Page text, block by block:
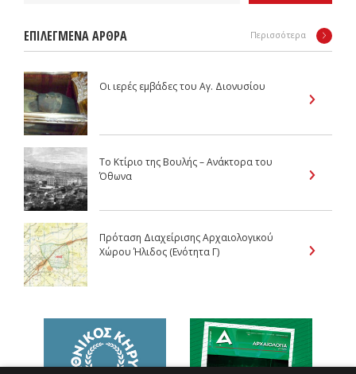
ΕΠΙΛΕΓΜΕΝΑ ΑΡΘΡΑ Περισσότερα
Οι ιερές εμβάδες του Αγ. Διονυσίου
Το Κτίριο της Βουλής – Ανάκτορα του
Όθωνα
Πρόταση Διαχείρισης Αρχαιολογικού
Χώρου Ήλιδος (Ενότητα Γ)